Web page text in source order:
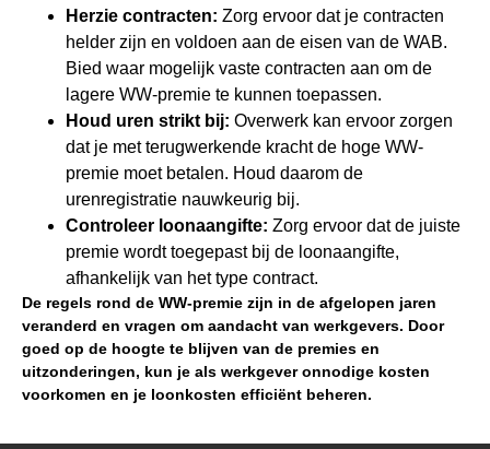
Herzie contracten: Zorg ervoor dat je contracten
helder zijn en voldoen aan de eisen van de WAB.
Bied waar mogelijk vaste contracten aan om de
lagere WW-premie te kunnen toepassen.
Houd uren strikt bij: Overwerk kan ervoor zorgen
dat je met terugwerkende kracht de hoge WW-
premie moet betalen. Houd daarom de
urenregistratie nauwkeurig bij.
Controleer loonaangifte: Zorg ervoor dat de juiste
premie wordt toegepast bij de loonaangifte,
afhankelijk van het type contract.
De regels rond de WW-premie zijn in de afgelopen jaren
veranderd en vragen om aandacht van werkgevers. Door
goed op de hoogte te blijven van de premies en
uitzonderingen, kun je als werkgever onnodige kosten
voorkomen en je loonkosten efficiënt beheren.